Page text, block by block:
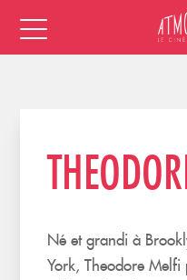
Né et grandi à
York, Theodore